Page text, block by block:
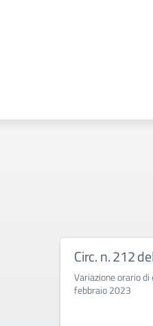
Circ. n. 212
Variazione orario
febbraio 2023